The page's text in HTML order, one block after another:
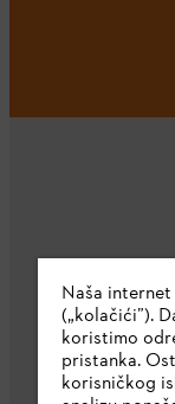
Naša
(„kolačići”).
koristimo
pristanka.
korisničkog